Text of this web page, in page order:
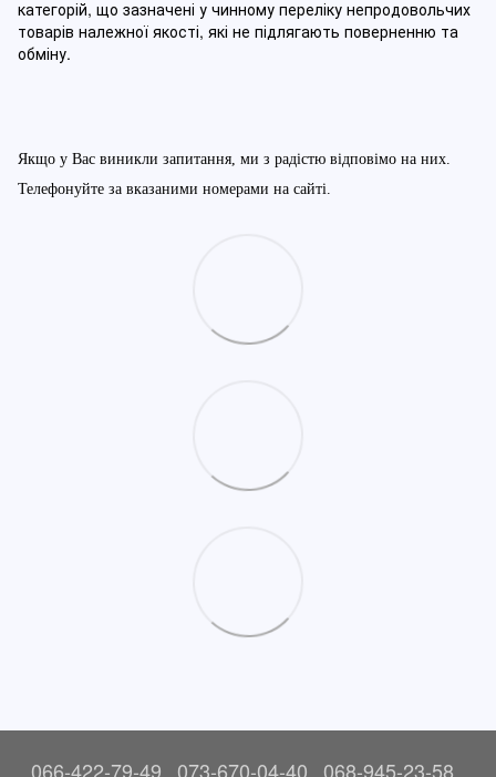
категорій, що зазначені у чинному переліку непродовольчих
товарів належної якості, які не підлягають поверненню та
обміну.
Якщо у Вас виникли запитання, ми з радістю відповімо на них.
Телефонуйте за вказаними номерами на сайті.
066-422-79-49 073-670-04-40 068-945-23-58